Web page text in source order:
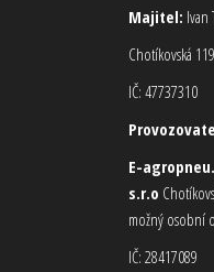
Majitel: Ivan
Chotíkovská
IČ: 47737310
E-
s.r.o
možný osobní
IČ: 28417089